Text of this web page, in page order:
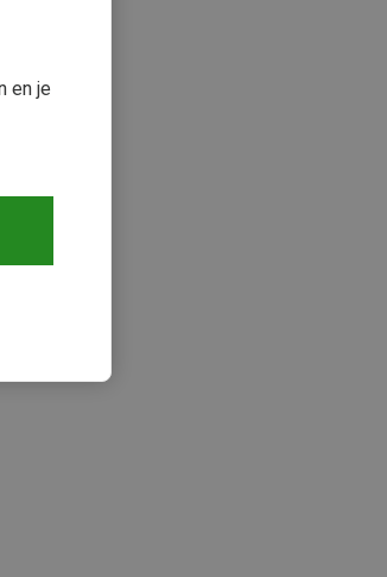
en je